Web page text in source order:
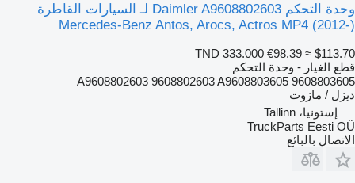
وحدة التحكم Daimler A9608802603 لـ السيارات القاطرة
Mercedes-Benz Antos, Arocs, Actros MP4 (2012-)
TND 333.000 €98.39 ≈ $113.70
قطع الغيار - وحدة التحكم
A9608802603 9608802603 A9608803605 9608803605
ديزل / مازوت
إستونيا، Tallinn
TruckParts Eesti OÜ
الاتصال بالبائع